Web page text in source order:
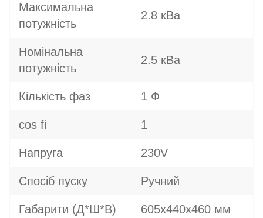
Максимальна
потужність
2.8 кВа
Номінальна
потужність
2.5 кВа
Кількість фаз 1 Ф
cos fi 1
Напруга 230V
Спосіб пуску Ручний
Габарити (Д*Ш*В) 605x440x460 мм